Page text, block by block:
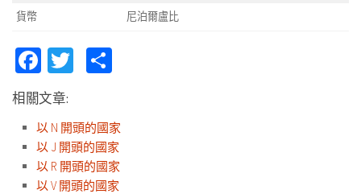
貨幣 尼泊爾盧比
Facebook
Twitter
相關文章:
以 N 開頭的國家
以 J 開頭的國家
以 R 開頭的國家
以 V 開頭的國家